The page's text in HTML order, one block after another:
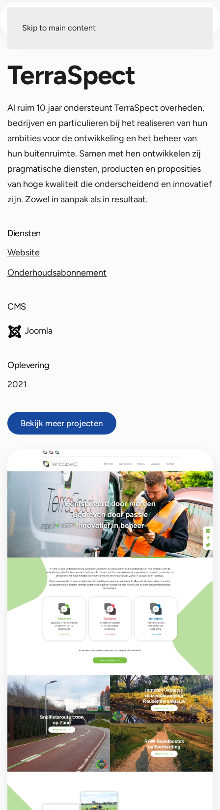
Skip to main content
TerraSpect
Al ruim 10 jaar ondersteunt TerraSpect overheden,
bedrijven en particulieren bij het realiseren van hun
ambities voor de ontwikkeling en het beheer van
hun buitenruimte. Samen met hen ontwikkelen zij
pragmatische diensten, producten en proposities
van hoge kwaliteit die onderscheidend en innovatief
zijn. Zowel in aanpak als in resultaat.
Diensten
Website
Onderhoudsabonnement
CMS
Joomla
Oplevering
2021
Bekijk meer projecten